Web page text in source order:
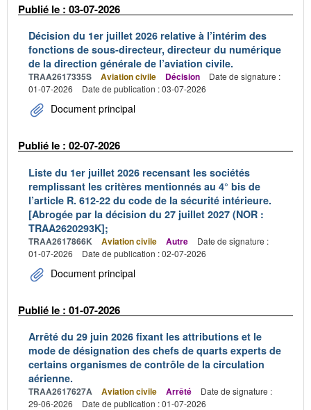
Publié le : 03-07-2026
Décision du 1er juillet 2026 relative à l’intérim des
fonctions de sous-directeur, directeur du numérique
de la direction générale de l’aviation civile.
TRAA2617335S Aviation civile Décision
Date de signature :
01-07-2026
Date de publication : 03-07-2026
Document principal
Publié le : 02-07-2026
Liste du 1er juillet 2026 recensant les sociétés
remplissant les critères mentionnés au 4° bis de
l’article R. 612-22 du code de la sécurité intérieure.
[Abrogée par la décision du 27 juillet 2027 (NOR :
TRAA2620293K];
TRAA2617866K Aviation civile Autre
Date de signature :
01-07-2026
Date de publication : 02-07-2026
Document principal
Publié le : 01-07-2026
Arrêté du 29 juin 2026 fixant les attributions et le
mode de désignation des chefs de quarts experts de
certains organismes de contrôle de la circulation
aérienne.
TRAA2617627A Aviation civile Arrêté
Date de signature :
29-06-2026
Date de publication : 01-07-2026